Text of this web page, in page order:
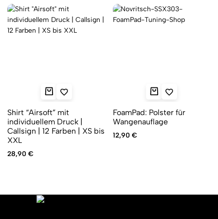
Shirt “Airsoft” mit
individuellem Druck |
Callsign | 12 Farben | XS bis
XXL
28,90 €
FoamPad: Polster für
Wangenauflage
12,90 €